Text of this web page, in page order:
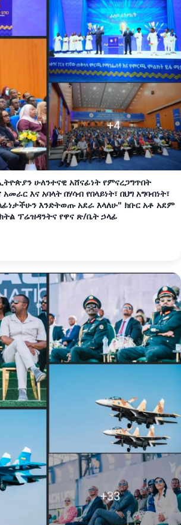
ሁለንተናዊ አሸናፊነት የምናረጋግጥበት
እና አባላት በሃሳብ የበላይነት፣ በህግ አግባብነት፣
እንድትወጡ አደራ እላለሁ" ክቡር አቶ አደም
ፕሬዝዳንትና የዋና ጽ/ቤት ኃላፊ